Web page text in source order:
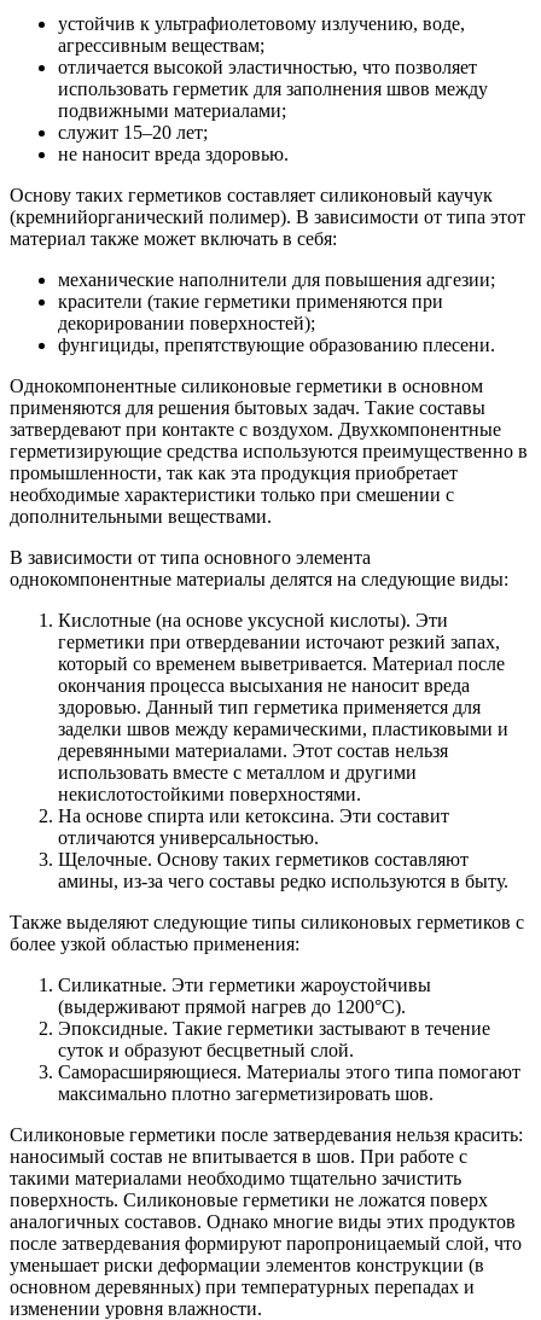
устойчив к ультрафиолетовому излучению, воде,
агрессивным веществам;
отличается высокой эластичностью, что позволяет
использовать герметик для заполнения швов между
подвижными материалами;
служит 15–20 лет;
не наносит вреда здоровью.
Основу таких герметиков составляет силиконовый каучук
(кремнийорганический полимер). В зависимости от типа этот
материал также может включать в себя:
механические наполнители для повышения адгезии;
красители (такие герметики применяются при
декорировании поверхностей);
фунгициды, препятствующие образованию плесени.
Однокомпонентные силиконовые герметики в основном
применяются для решения бытовых задач. Такие составы
затвердевают при контакте с воздухом. Двухкомпонентные
герметизирующие средства используются преимущественно в
промышленности, так как эта продукция приобретает
необходимые характеристики только при смешении с
дополнительными веществами.
В зависимости от типа основного элемента
однокомпонентные материалы делятся на следующие виды:
Кислотные (на основе уксусной кислоты). Эти
герметики при отвердевании источают резкий запах,
который со временем выветривается. Материал после
окончания процесса высыхания не наносит вреда
здоровью. Данный тип герметика применяется для
заделки швов между керамическими, пластиковыми и
деревянными материалами. Этот состав нельзя
использовать вместе с металлом и другими
некислотостойкими поверхностями.
На основе спирта или кетоксина. Эти составит
отличаются универсальностью.
Щелочные. Основу таких герметиков составляют
амины, из-за чего составы редко используются в быту.
Также выделяют следующие типы силиконовых герметиков с
более узкой областью применения:
Силикатные. Эти герметики жароустойчивы
(выдерживают прямой нагрев до 1200°С).
Эпоксидные. Такие герметики застывают в течение
суток и образуют бесцветный слой.
Саморасширяющиеся. Материалы этого типа помогают
максимально плотно загерметизировать шов.
Силиконовые герметики после затвердевания нельзя красить:
наносимый состав не впитывается в шов. При работе с
такими материалами необходимо тщательно зачистить
поверхность. Силиконовые герметики не ложатся поверх
аналогичных составов. Однако многие виды этих продуктов
после затвердевания формируют паропроницаемый слой, что
уменьшает риски деформации элементов конструкции (в
основном деревянных) при температурных перепадах и
изменении уровня влажности.